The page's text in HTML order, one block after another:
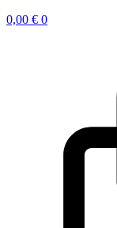
0,00 € 0